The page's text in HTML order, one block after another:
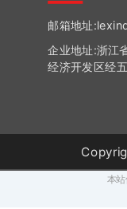
邮箱地址
企业地址:浙江
经济开发区经
本站